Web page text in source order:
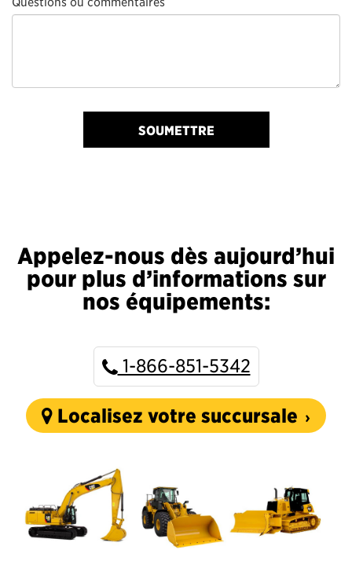
SOUMETTRE
Appelez-nous dès aujourd’hui
pour plus d’informations sur
nos équipements:
1-866-851-5342
Localisez votre succursale